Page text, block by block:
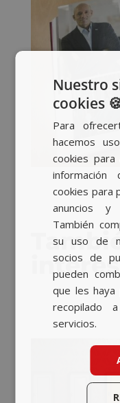
Nuestro
cookies
Para
hacemos
cookies
información
cookies para
anuncios y
También
su uso de
socios de
pueden
que les haya
recopilado
servicios.